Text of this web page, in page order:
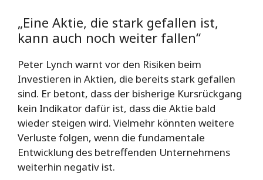
„Eine Aktie, die stark gefallen ist,
kann auch noch weiter fallen“
Peter Lynch warnt vor den Risiken beim
Investieren in Aktien, die bereits stark gefallen
sind. Er betont, dass der bisherige Kursrückgang
kein Indikator dafür ist, dass die Aktie bald
wieder steigen wird. Vielmehr könnten weitere
Verluste folgen, wenn die fundamentale
Entwicklung des betreffenden Unternehmens
weiterhin negativ ist.